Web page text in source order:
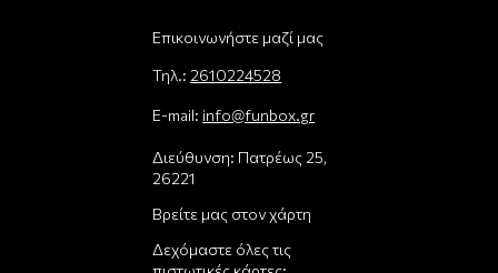
Επικοινωνήστε μαζί μας
Τηλ.: 2610224528
E-mail: info@funbox.gr
Διεύθυνση: Πατρέως 25,
26221
Βρείτε μας στον χάρτη
Δεχόμαστε όλες τις